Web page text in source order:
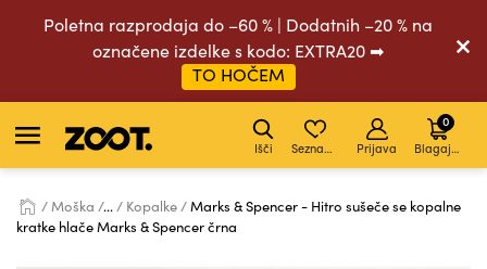
Poletna razprodaja do –60 % | Dodatnih –20 % na
označene izdelke s kodo: EXTRA20 ➡
TO HOČEM
Išči Seznam želja Prijava Blagajna
0
Moška ... Kopalke
Marks & Spencer - Hitro sušeče se kopalne
kratke hlače Marks & Spencer črna